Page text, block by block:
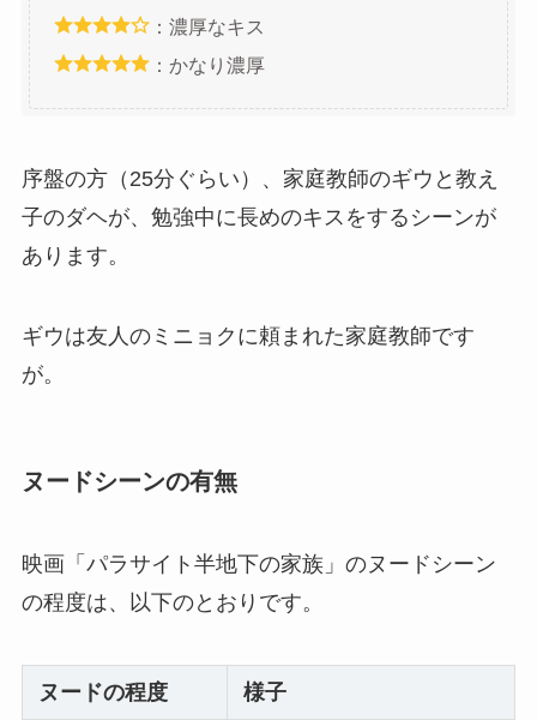
：濃厚なキス
：かなり濃厚
序盤の方（25分ぐらい）、家庭教師のギウと教え
子のダヘが、勉強中に長めのキスをするシーンが
あります。
ギウは友人のミニョクに頼まれた家庭教師です
が。
ヌードシーンの有無
映画「パラサイト半地下の家族」のヌードシーン
の程度は、以下のとおりです。
ヌードの程度 様子